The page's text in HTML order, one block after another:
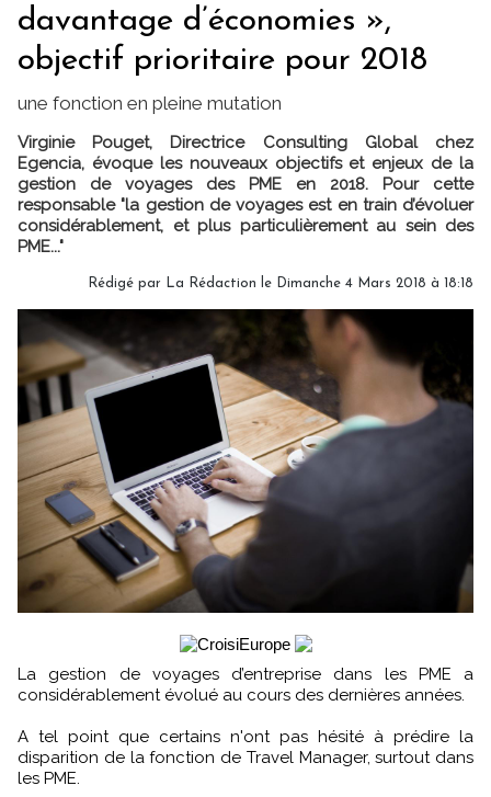
davantage d’économies »,
objectif prioritaire pour 2018
une fonction en pleine mutation
Virginie Pouget, Directrice Consulting Global chez
Egencia, évoque les nouveaux objectifs et enjeux de la
gestion de voyages des PME en 2018. Pour cette
responsable "la gestion de voyages est en train d’évoluer
considérablement, et plus particulièrement au sein des
PME..."
Rédigé par La Rédaction le Dimanche 4 Mars 2018 à 18:18
La gestion de voyages d’entreprise dans les PME a
considérablement évolué au cours des dernières années.
A tel point que certains n'ont pas hésité à prédire la
disparition de la fonction de Travel Manager, surtout dans
les PME.